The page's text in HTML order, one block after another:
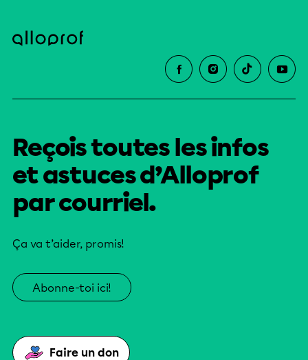
Reçois toutes les infos
et astuces d’Alloprof
par courriel.
Ça va t’aider, promis!
Abonne-toi ici!
Faire un don